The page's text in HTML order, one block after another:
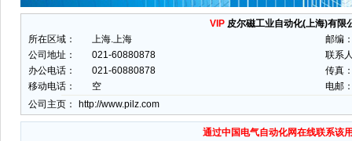
VIP皮尔磁工业自动化(上海)有限
所在区域：
上海.上海
邮编
公司地址：
021-60880878
联系
办公电话：
021-60880878
传真
移动电话：
空
电邮
公司主页：
http://www.pilz.com
通过中国电气自动化网在线联系该